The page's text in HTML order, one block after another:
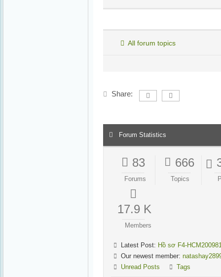
All forum topics
Share:
Forum Statistics
83
Forums
666
Topics
17.9 K
Members
Latest Post: Hồ sơ F4-
Our newest member:
Unread Posts
Tags